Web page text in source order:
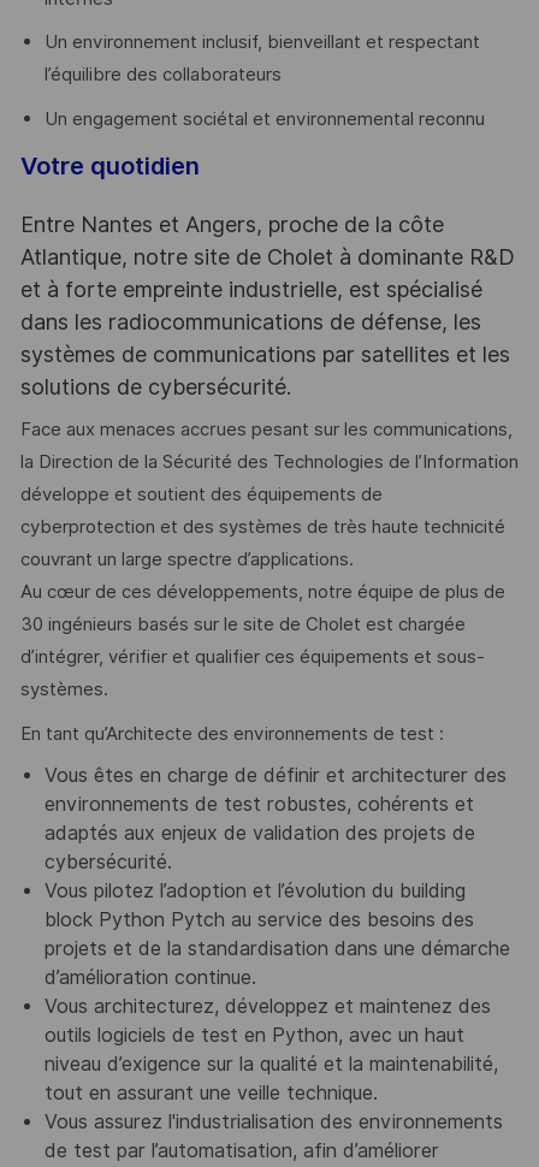
Un environnement inclusif, bienveillant et respectant
l’équilibre des collaborateurs
Un engagement sociétal et environnemental reconnu
Votre quotidien
Entre Nantes et Angers, proche de la côte
Atlantique, notre site de Cholet à dominante R&D
et à forte empreinte industrielle, est spécialisé
dans les radiocommunications de défense, les
systèmes de communications par satellites et les
solutions de cybersécurité.
Face aux menaces accrues pesant sur les communications,
la Direction de la Sécurité des Technologies de l’Information
développe et soutient des équipements de
cyberprotection et des systèmes de très haute technicité
couvrant un large spectre d’applications.
Au cœur de ces développements, notre équipe de plus de
30 ingénieurs basés sur le site de Cholet est chargée
d’intégrer, vérifier et qualifier ces équipements et sous-
systèmes.
En tant qu’Architecte des environnements de test :
Vous êtes en charge de définir et architecturer des
environnements de test robustes, cohérents et
adaptés aux enjeux de validation des projets de
cybersécurité.
Vous pilotez l’adoption et l’évolution du building
block Python Pytch au service des besoins des
projets et de la standardisation dans une démarche
d’amélioration continue.
Vous architecturez, développez et maintenez des
outils logiciels de test en Python, avec un haut
niveau d’exigence sur la qualité et la maintenabilité,
tout en assurant une veille technique.
Vous assurez l'industrialisation des environnements
de test par l’automatisation, afin d’améliorer